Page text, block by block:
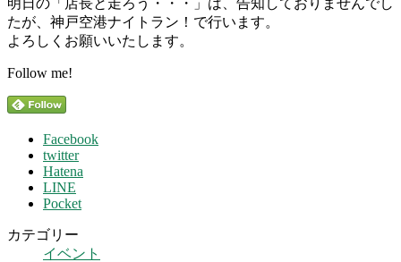
たが、神戸空港ナイトラン！で行います。
よろしくお願いいたします。
Follow me!
Facebook
twitter
Hatena
LINE
Pocket
カテゴリー
イベント